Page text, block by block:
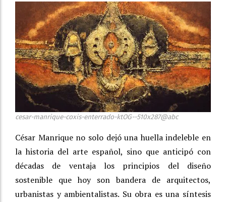
cesar-manrique-coxis-enterrado-ktOG--510x287@abc
César Manrique no solo dejó una huella indeleble en
la historia del arte español, sino que anticipó con
décadas de ventaja los principios del diseño
sostenible que hoy son bandera de arquitectos,
urbanistas y ambientalistas. Su obra es una síntesis